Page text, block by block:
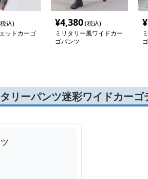
込)
ットカーゴ
¥4,380(税込)
ミリタリー風ワイドカー
ゴパンツ
¥
リーパンツ迷彩ワイドカーゴ